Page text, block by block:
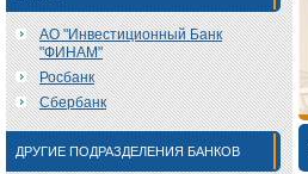
АО "Инвестиционный Банк
"ФИНАМ"
Росбанк
Сбербанк
ДРУГИЕ ПОДРАЗДЕЛЕНИЯ БАНКОВ